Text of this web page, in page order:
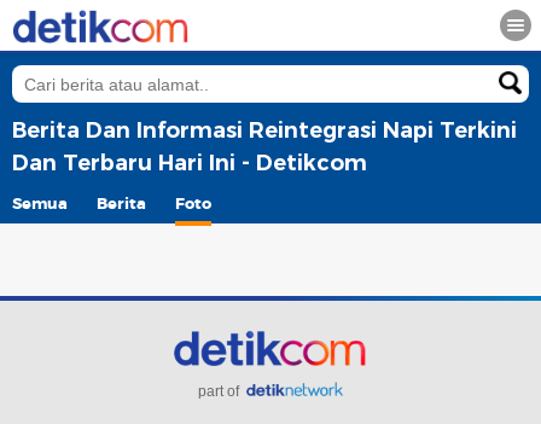
Berita Dan Informasi Reintegrasi Napi Terkini
Dan Terbaru Hari Ini - Detikcom
Semua Berita Foto
part of